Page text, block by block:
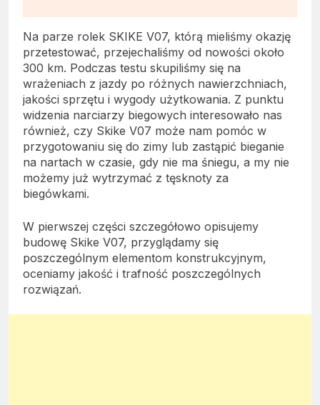
Na parze rolek SKIKE V07, którą mieliśmy okazję
przetestować, przejechaliśmy od nowości około
300 km. Podczas testu skupiliśmy się na
wrażeniach z jazdy po różnych nawierzchniach,
jakości sprzętu i wygody użytkowania. Z punktu
widzenia narciarzy biegowych interesowało nas
również, czy Skike V07 może nam pomóc w
przygotowaniu się do zimy lub zastąpić bieganie
na nartach w czasie, gdy nie ma śniegu, a my nie
możemy już wytrzymać z tęsknoty za
biegówkami.
W pierwszej części szczegółowo opisujemy
budowę Skike V07, przyglądamy się
poszczególnym elementom konstrukcyjnym,
oceniamy jakość i trafność poszczególnych
rozwiązań.